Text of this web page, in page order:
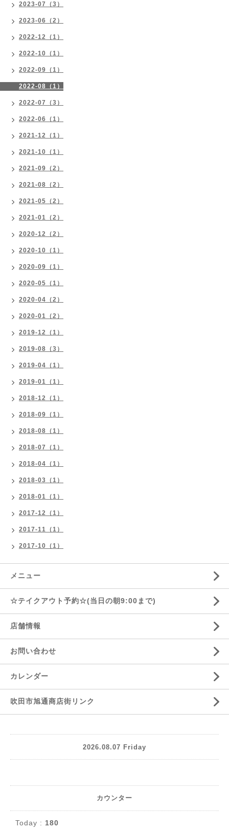
2023-07（3）
2023-06（2）
2022-12（1）
2022-10（1）
2022-09（1）
2022-08（1）
2022-07（3）
2022-06（1）
2021-12（1）
2021-10（1）
2021-09（2）
2021-08（2）
2021-05（2）
2021-01（2）
2020-12（2）
2020-10（1）
2020-09（1）
2020-05（1）
2020-04（2）
2020-01（2）
2019-12（1）
2019-08（3）
2019-04（1）
2019-01（1）
2018-12（1）
2018-09（1）
2018-08（1）
2018-07（1）
2018-04（1）
2018-03（1）
2018-01（1）
2017-12（1）
2017-11（1）
2017-10（1）
メニュー
☆テイクアウト予約☆(当日の朝9:00まで)
店舗情報
お問い合わせ
カレンダー
吹田市旭通商店街リンク
2026.08.07 Friday
カウンター
Today : 180